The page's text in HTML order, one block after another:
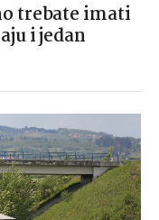
trebate imati
i jedan